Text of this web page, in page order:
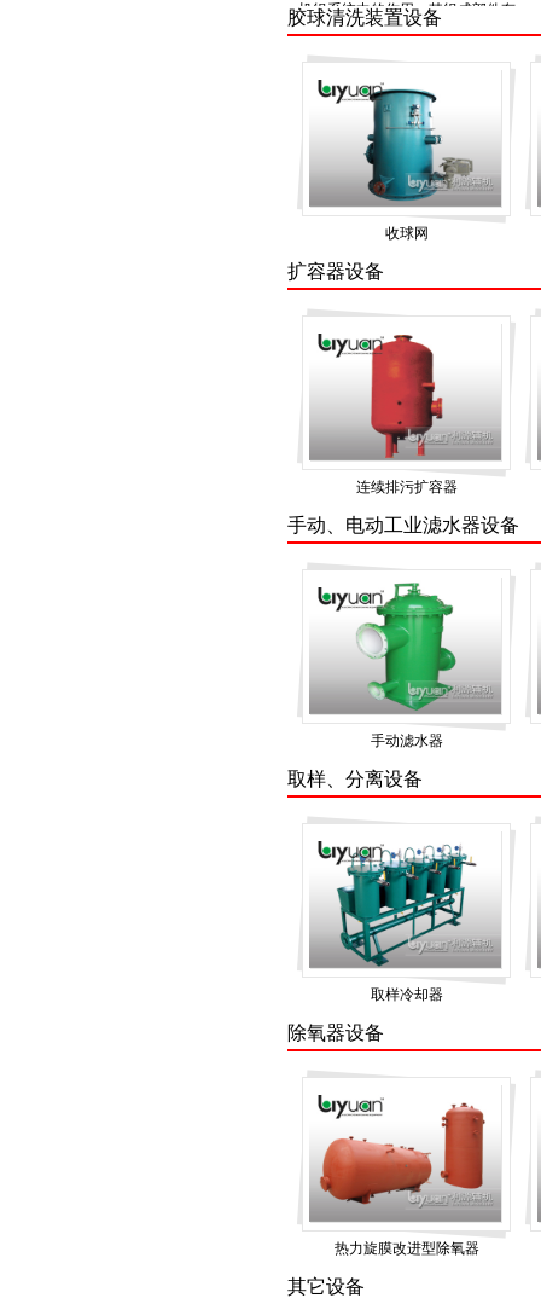
机组系统中的作用，其组成部件有
哪些优点？
胶球清洗装置设备
收球网
扩容器设备
连续排污扩容器
手动、电动工业滤水器设备
手动滤水器
取样、分离设备
取样冷却器
除氧器设备
热力旋膜改进型除氧器
其它设备